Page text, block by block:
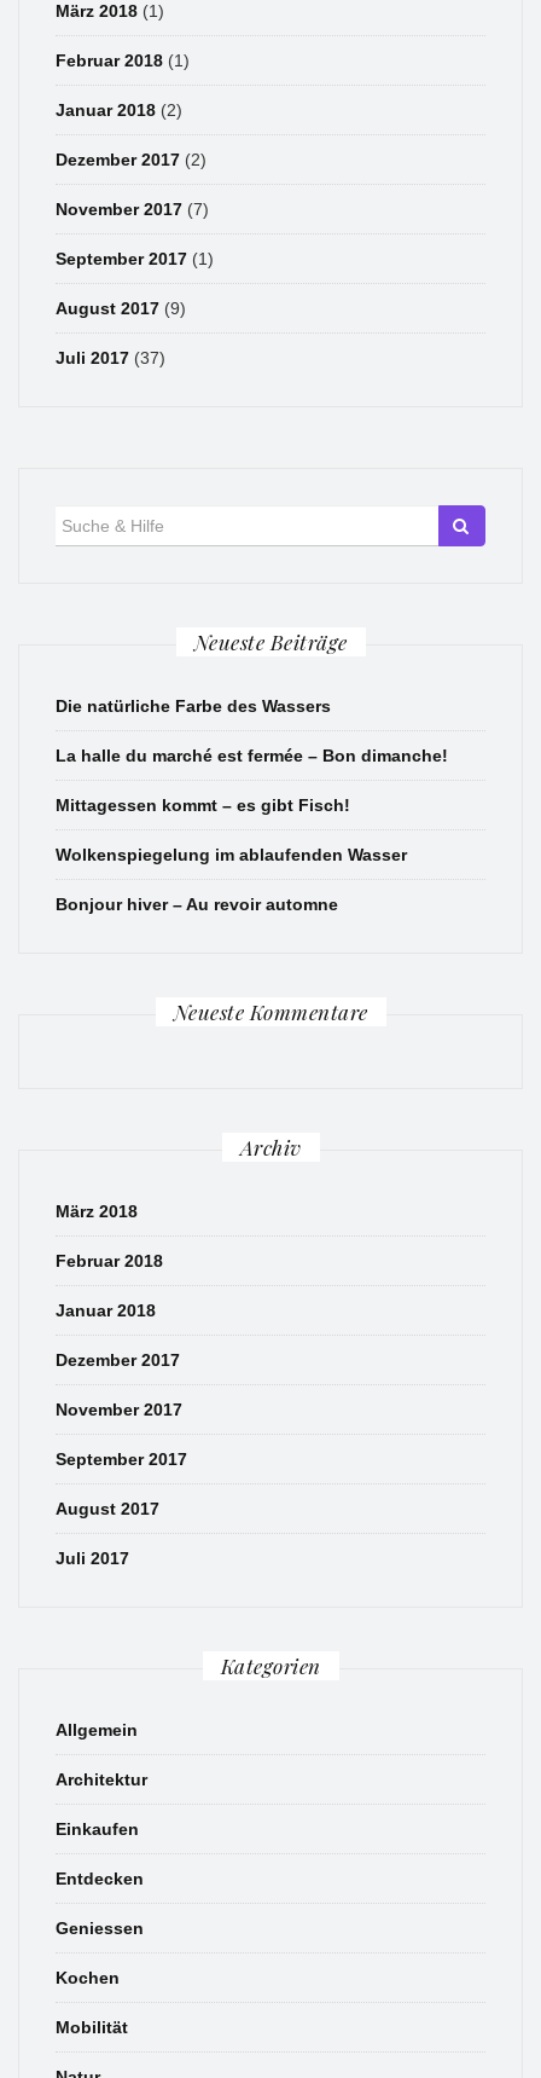
März 2018 (1)
Februar 2018 (1)
Januar 2018 (2)
Dezember 2017 (2)
November 2017 (7)
September 2017 (1)
August 2017 (9)
Juli 2017 (37)
für:
Neueste Beiträge
Die natürliche Farbe des Wassers
La halle du marché est fermée – Bon dimanche!
Mittagessen kommt – es gibt Fisch!
Wolkenspiegelung im ablaufenden Wasser
Bonjour hiver – Au revoir automne
Neueste Kommentare
Archiv
März 2018
Februar 2018
Januar 2018
Dezember 2017
November 2017
September 2017
August 2017
Juli 2017
Kategorien
Allgemein
Architektur
Einkaufen
Entdecken
Geniessen
Kochen
Mobilität